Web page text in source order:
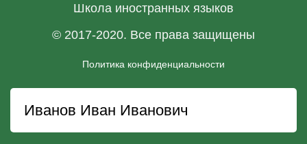
Школа иностранных языков
© 2017-2020. Все права защищены
Политика конфиденциальности